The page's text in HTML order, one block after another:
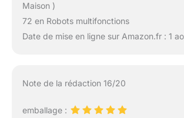
Maison )
72 en Robots multifonctions
Date de mise en ligne sur Amazon.fr : 1
Note de la rédaction 16/20
emballage :